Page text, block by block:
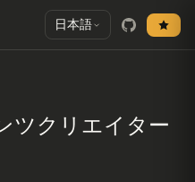
日本語
ツクリエイター